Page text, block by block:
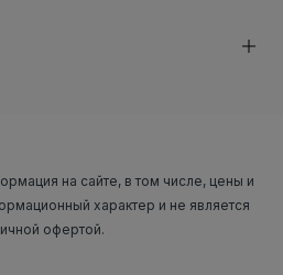
на сайте, в том числе, цены и
характер и не является
офертой.